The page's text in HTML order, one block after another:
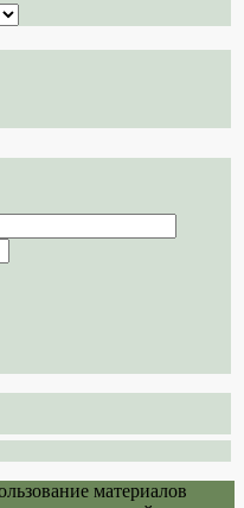
материалов